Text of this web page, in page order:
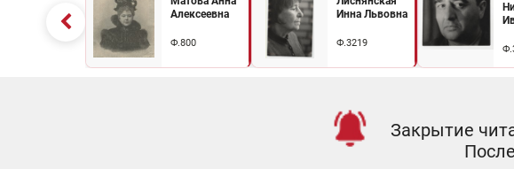
Алексеевна
Ф.800
Инна Львовна
Ф.3219
Закрытие